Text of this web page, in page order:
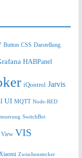
Button CSS Darstellung
HABPanel
iQontrol Jarvis
UI MQTT Node-RED
SwitchBot
View VIS
Zwischenstecker